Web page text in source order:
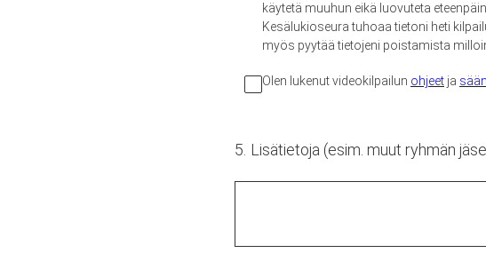
käytetä muuhun eikä luovuteta eteenpäin.
Kesälukioseura tuhoaa tietoni heti
myös pyytää tietojeni poistamista
Olen lukenut videokilpailun ohjeet ja
5 Lisätietoja (esim. muut ryhmän